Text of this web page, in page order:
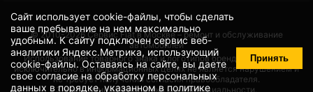
Сайт использует cookie-файлы, чтобы сделать
ваше пребывание на нем максимально
удобным. К cайту подключен сервис веб-
аналитики Яндекс.Метрика, использующий
cookie-файлы. Оставаясь на сайте, вы даете
своесогласие на обработку персональных
данных в порядке, указанном в политике
Принять
© 2010-2026Сервис Fiat в Москве – ремонт и обслуживание
автомобилей
Использование товарного знака и логотипов бренда происходит
исключительно в информационных целях не является нарушением и
не требует получения согласия правообладателя.
Защита данных и политика конфиденциальности.